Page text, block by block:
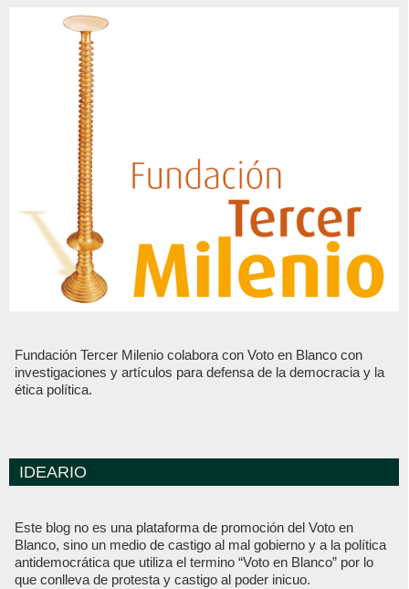
Fundación Tercer Milenio colabora con Voto en Blanco con
investigaciones y artículos para defensa de la democracia y la
ética política.
IDEARIO
Este blog no es una plataforma de promoción del Voto en
Blanco, sino un medio de castigo al mal gobierno y a la política
antidemocrática que utiliza el termino “Voto en Blanco” por lo
que conlleva de protesta y castigo al poder inicuo.